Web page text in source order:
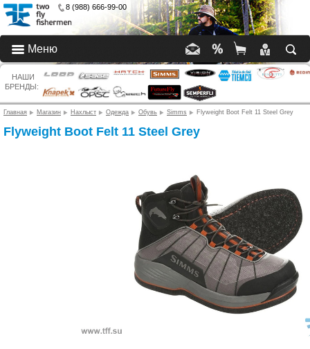
8 (988) 666-99-00
Меню
НАШИ
БРЕНДЫ:
Главная Магазин Нахлыст Одежда Обувь Simms Flyweight Boot Felt 11 Steel Grey
Flyweight Boot Felt 11 Steel Grey